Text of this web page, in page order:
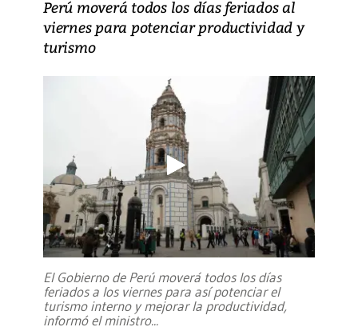
Perú moverá todos los días feriados al
viernes para potenciar productividad y
turismo
El Gobierno de Perú moverá todos los días
feriados a los viernes para así potenciar el
turismo interno y mejorar la productividad,
informó el ministro...